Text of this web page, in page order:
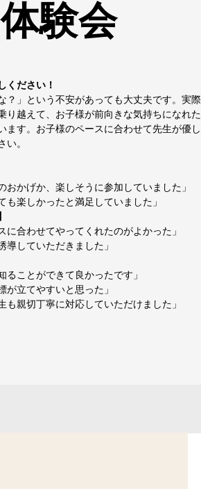
験会
ください！
」という不安があっても大丈夫です。実際
越えて、お子様が前向きな気持ちになれた
す。お子様のペースに合わせて先生が優し
。
かげか、楽しそうに参加していました」
楽しかったと満足していました」
に合わせてやってくれたのがよかった」
導していただきました」
ることができて良かったです」
が立てやすいと思った」
も親切丁寧に対応していただけました」